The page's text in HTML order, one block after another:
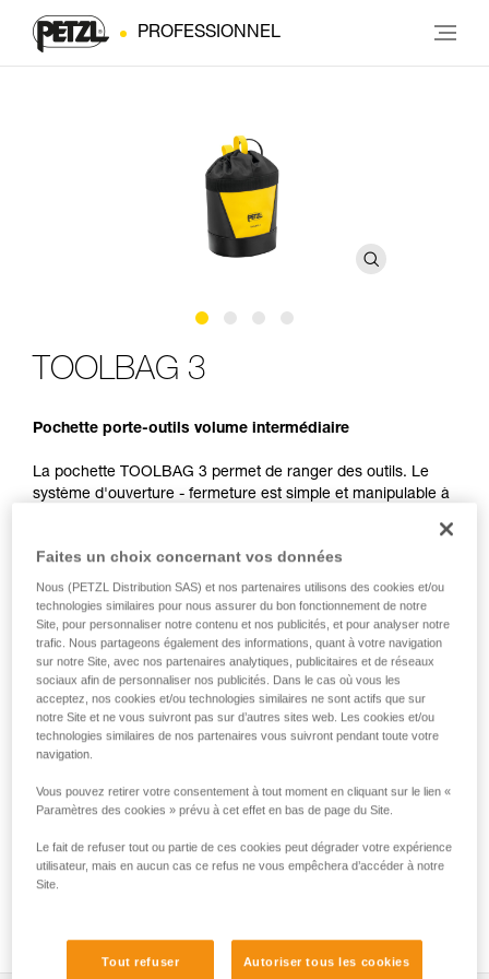
PROFESSIONNEL
TOOLBAG 3
Pochette porte-outils volume intermédiaire
La pochette TOOLBAG 3 permet de ranger des outils. Le
système d'ouverture - fermeture est simple et manipulable à
harnais et améliore l'accessibilité à la pochette. Sa
construction robuste en fait une pochette utilisable au
quotidien sans craindre l'usure.
HOW TO Use our solutions for dropped tool
prevention
Faites un choix concernant vos données
Nous (PETZL Distribution SAS) et nos partenaires utilisons des cookies et/ou
technologies similaires pour nous assurer du bon fonctionnement de notre
Site, pour personnaliser notre contenu et nos publicités, et pour analyser notre
trafic. Nous partageons également des informations, quant à votre navigation
sur notre Site, avec nos partenaires analytiques, publicitaires et de réseaux
sociaux afin de personnaliser nos publicités. Dans le cas où vous les
acceptez, nos cookies et/ou technologies similaires ne sont actifs que sur
notre Site et ne vous suivront pas sur d’autres sites web. Les cookies et/ou
technologies similaires de nos partenaires vous suivront pendant toute votre
navigation.
Vous pouvez retirer votre consentement à tout moment en cliquant sur le lien «
Paramètres des cookies » prévu à cet effet en bas de page du Site.
Le fait de refuser tout ou partie de ces cookies peut dégrader votre expérience
utilisateur, mais en aucun cas ce refus ne vous empêchera d’accéder à notre
Site.
Tout refuser Autoriser tous les cookies